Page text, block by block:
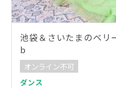
池袋＆さいたまのベリ
b
オンライン不可
ダンス